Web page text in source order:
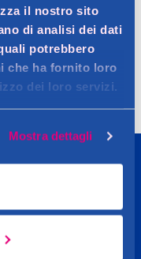
il nostro sito
di analisi dei dati
potrebbero
che ha fornito loro
dei loro servizi.
Mostra dettagli
Faq